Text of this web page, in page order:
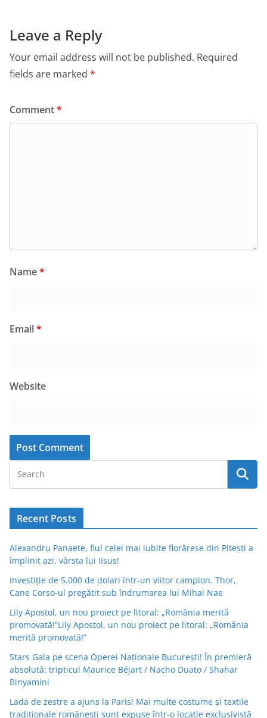
Leave a Reply
Your email address will not be published. Required
fields are marked *
Comment*
Name*
Email*
Website
Recent Posts
Alexandru Panaete, fiul celei mai iubite florărese din Pitești a
împlinit azi, vârsta lui Iisus!
Investiție de 5.000 de dolari într-un viitor campion. Thor,
Cane Corso-ul pregătit sub îndrumarea lui Mihai Nae
Lily Apostol, un nou proiect pe litoral: „România merită
promovată!”Lily Apostol, un nou proiect pe litoral: „România
merită promovată!”
Stars Gala pe scena Operei Naționale București! În premieră
absolută: tripticul Maurice Béjart / Nacho Duato / Shahar
Binyamini
Lada de zestre a ajuns la Paris! Mai multe costume și textile
tradiționale românești sunt expuse într-o locație exclusivistă